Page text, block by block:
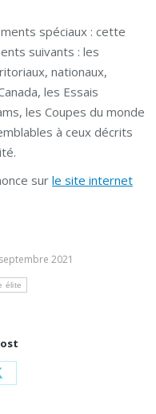
spéciaux : cette
suivants : les
nationaux,
les Essais
les Coupes du monde
à ceux décrits
sur le site internet
2021
élite